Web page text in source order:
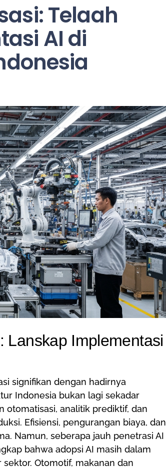
Telaah
AI di
Lanskap Implementasi
signifikan dengan hadirnya
Indonesia bukan lagi sekadar
otomatisasi, analitik prediktif, dan
Efisiensi, pengurangan biaya, dan
Namun, seberapa jauh penetrasi AI
bahwa adopsi AI masih dalam
Otomotif, makanan dan